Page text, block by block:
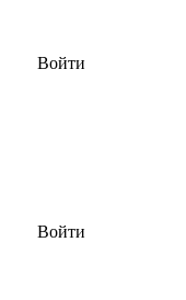
Войти
Войти